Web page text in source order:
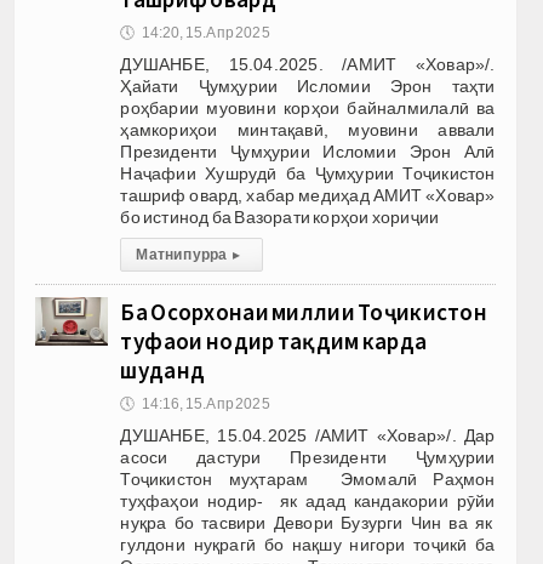
🕔 14:20, 15.Апр 2025
ДУШАНБЕ, 15.04.2025. /АМИТ «Ховар»/.
Ҳайати Ҷумҳурии Исломии Эрон таҳти
роҳбарии муовини корҳои байналмилалӣ ва
ҳамкориҳои минтақавӣ, муовини аввали
Президенти Ҷумҳурии Исломии Эрон Алӣ
Наҷафии Хушрудӣ ба Ҷумҳурии Тоҷикистон
ташриф овард, хабар медиҳад АМИТ «Ховар»
бо истинод ба Вазорати корҳои хориҷии
Матни пурра ▸
Ба Осорхонаи миллии Тоҷикистон
туҳфаҳои нодир тақдим карда
шуданд
🕔 14:16, 15.Апр 2025
ДУШАНБЕ, 15.04.2025 /АМИТ «Ховар»/. Дар
асоси дастури Президенти Ҷумҳурии
Тоҷикистон муҳтарам Эмомалӣ Раҳмон
туҳфаҳои нодир- як адад кандакории рӯйи
нуқра бо тасвири Девори Бузурги Чин ва як
гулдони нуқрагӣ бо нақшу нигори тоҷикӣ ба